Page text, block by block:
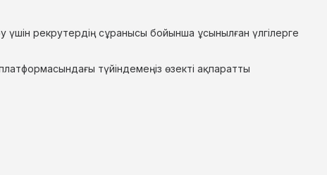
рекрутердің сұранысы бойынша ұсынылған үлгілерге
түйіндемеңіз өзекті ақпаратты